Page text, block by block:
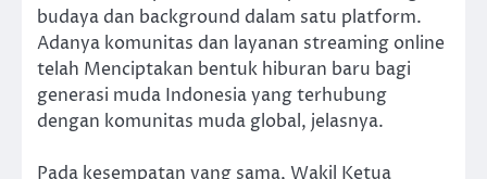
budaya dan background dalam satu platform.
Adanya komunitas dan layanan streaming online
telah Menciptakan bentuk hiburan baru bagi
generasi muda Indonesia yang terhubung
dengan komunitas muda global, jelasnya.
Pada kesempatan yang sama, Wakil Ketua